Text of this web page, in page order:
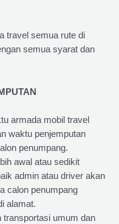
travel semua rute di
semua syarat dan
armada mobil travel
waktu penjemputan
penumpang.
awal atau sedikit
admin atau driver akan
calon penumpang
alamat.
transportasi umum dan